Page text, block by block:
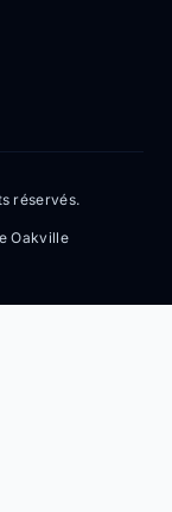
réservés.
Oakville